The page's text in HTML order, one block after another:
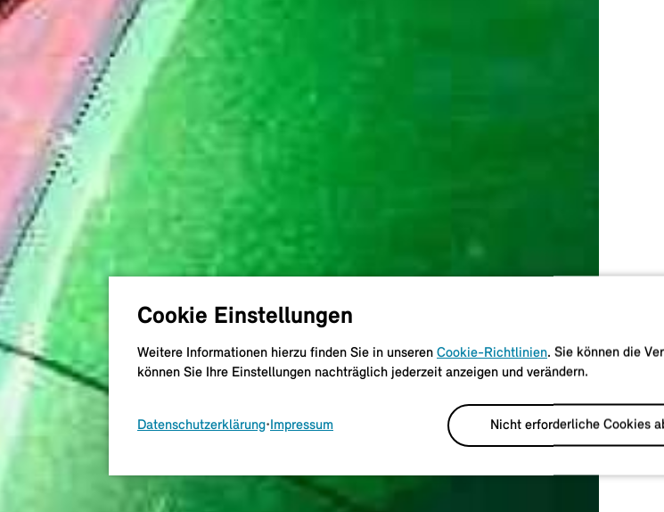
Cookie Einstellungen
Weitere Informationen hierzu finden Sie in unseren Cookie-Richtlinien. Sie können die
können Sie Ihre Einstellungen nachträglich jederzeit anzeigen und verändern.
Nicht erforderliche Cookies
Datenschutzerklärung•Impressum